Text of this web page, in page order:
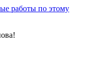
работы по этому